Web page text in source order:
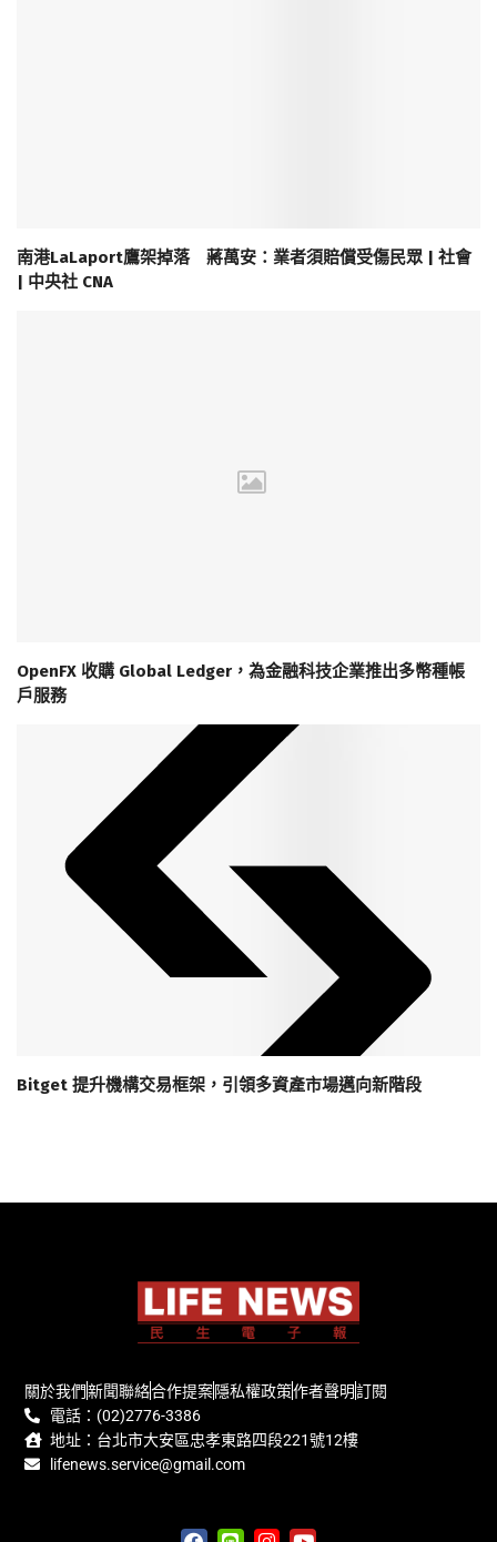
南港LaLaport鷹架掉落 蔣萬安：業者須賠償受傷民眾 | 社會
| 中央社 CNA
OpenFX 收購 Global Ledger，為金融科技企業推出多幣種帳
戶服務
Bitget 提升機構交易框架，引領多資產市場邁向新階段
關於我們新聞聯絡合作提案隱私權政策作者聲明訂閱
電話：(02)2776-3386
地址：台北市大安區忠孝東路四段221號12樓
lifenews.service@gmail.com